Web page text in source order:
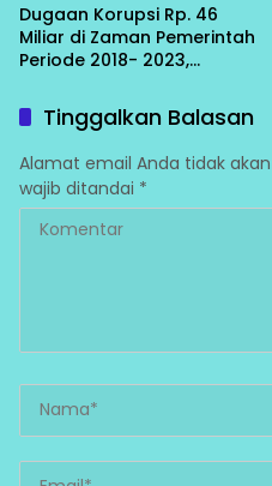
Dugaan Korupsi Rp. 46
Miliar di Zaman Pemerintah
Periode 2018- 2023,
Morowali Minta Kejaksaan
Tuntaskan
Tinggalkan Balasan
Alamat email Anda tidak
wajib ditandai *